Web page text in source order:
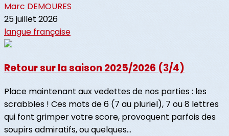
Marc DEMOURES
25 juillet 2026
langue française
Retour sur la saison 2025/2026 (3/4)
Place maintenant aux vedettes de nos parties : les
scrabbles ! Ces mots de 6 (7 au pluriel), 7 ou 8 lettres
qui font grimper votre score, provoquent parfois des
soupirs admiratifs, ou quelques...